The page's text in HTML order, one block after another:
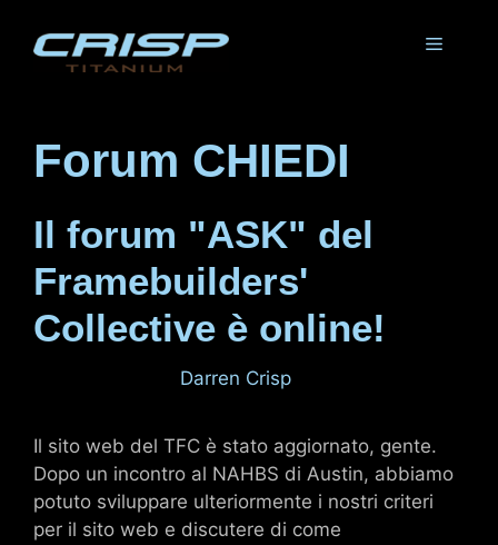
contenuto
Menu
Forum CHIEDI
Il forum "ASK" del
Framebuilders'
Collective è online!
Darren Crisp
Il sito web del TFC è stato aggiornato, gente.
Dopo un incontro al NAHBS di Austin, abbiamo
potuto sviluppare ulteriormente i nostri criteri
per il sito web e discutere di come